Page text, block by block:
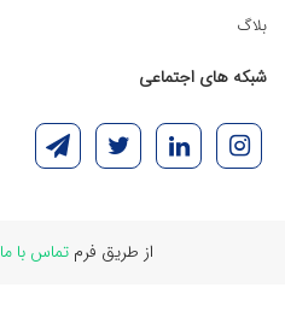
بلاگ
شبکه های اجتماعی
از طریق فرمتماس با ما